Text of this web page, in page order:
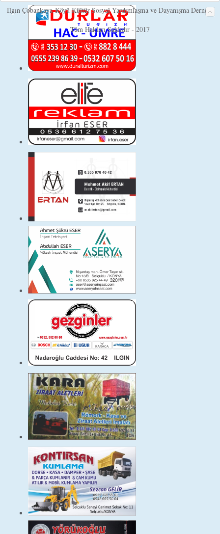
Ilgın Çobankaya Köyü Kültür Sosyal Yardımlaşma ve Dayanışma Derneği
Tüm Hakları Saklıdır - 2017